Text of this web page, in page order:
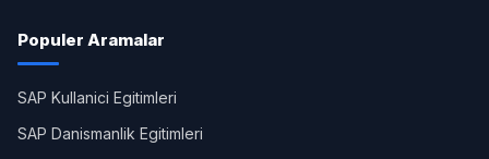
Populer Aramalar
SAP Kullanici Egitimleri
SAP Danismanlik Egitimleri